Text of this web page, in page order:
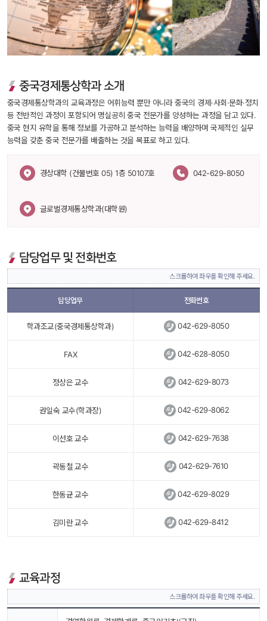
중국경제통상학과 소개
중국경제통상학과의 교육과정은 어휘능력 뿐만 아니라 중국의 경제·사회·문화·정치
등 전반적인 과정이 포함되어 명실공히 중국 전문가를 양성하는 과정을 담고 있다.
중국 현지 유학을 통해 정보를 가공하고 분석하는 능력을 배양하며 국제적인 실무
능력을 갖춘 중국 전문가를 배출하는 것을 목표로 하고 있다.
경상대학 (건물번호 05) 1층 50107호 042-629-8050
글로벌경제통상학과(대학원)
담당업무 및 전화번호
스크롤하여 좌우를 확인해 주세요.
담당업무 전화번호
학과조교(중국경제통상학과) 042-629-8050
FAX 042-628-8050
정상은 교수 042-629-8073
권일숙 교수(학과장) 042-629-8062
이선호 교수 042-629-7638
곽동철 교수 042-629-7610
한동균 교수 042-629-8029
김미란 교수 042-629-8412
교육과정
스크롤하여 좌우를 확인해 주세요.